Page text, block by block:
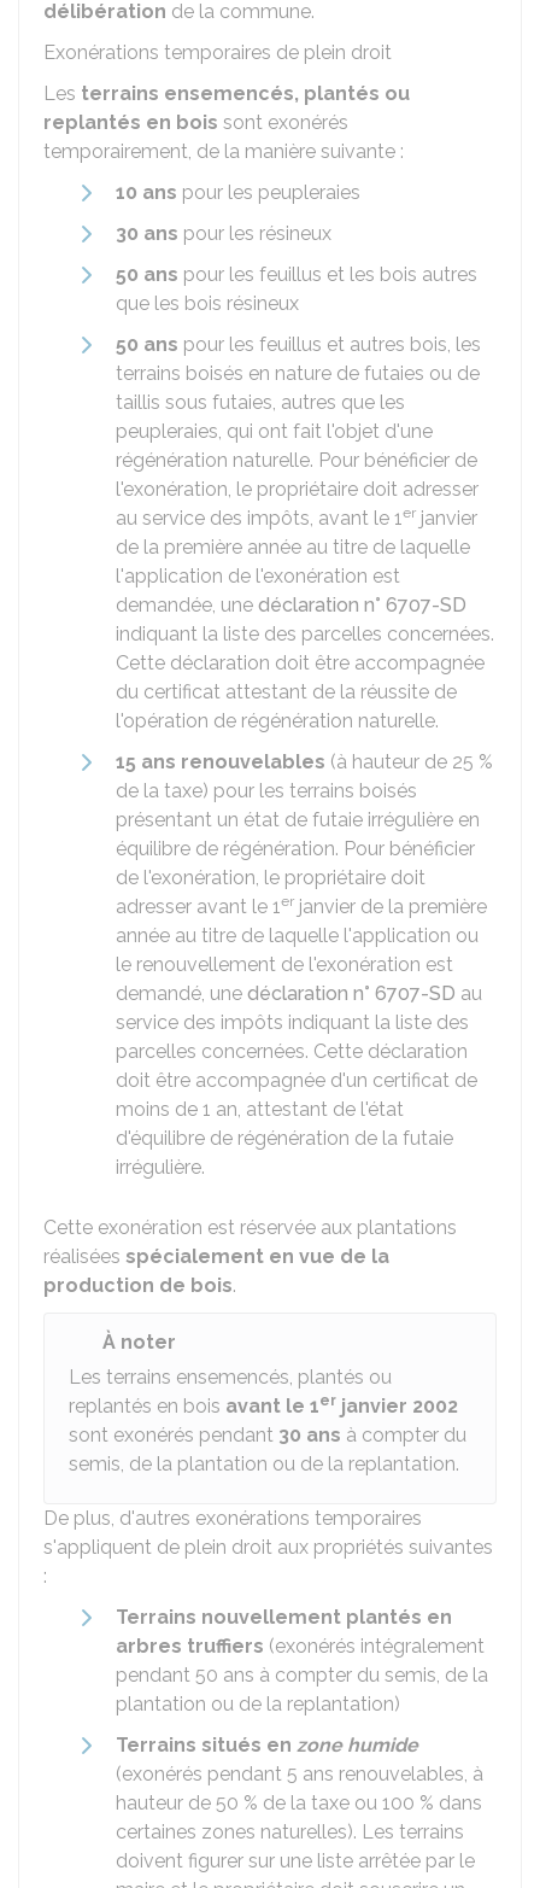
délibération de la commune.
Exonérations temporaires de plein droit
Les terrains ensemencés, plantés ou
replantés en bois sont exonérés
temporairement, de la manière suivante :
10 ans pour les peupleraies
30 ans pour les résineux
50 ans pour les feuillus et les bois autres
que les bois résineux
50 ans pour les feuillus et autres bois, les
terrains boisés en nature de futaies ou de
taillis sous futaies, autres que les
peupleraies, qui ont fait l'objet d'une
régénération naturelle. Pour bénéficier de
l'exonération, le propriétaire doit adresser
au service des impôts, avant le 1er janvier
de la première année au titre de laquelle
l'application de l'exonération est
demandée, une déclaration n° 6707-SD
indiquant la liste des parcelles concernées.
Cette déclaration doit être accompagnée
du certificat attestant de la réussite de
l'opération de régénération naturelle.
15 ans renouvelables (à hauteur de 25 %
de la taxe) pour les terrains boisés
présentant un état de futaie irrégulière en
équilibre de régénération. Pour bénéficier
de l'exonération, le propriétaire doit
adresser avant le 1er janvier de la première
année au titre de laquelle l'application ou
le renouvellement de l'exonération est
demandé, une déclaration n° 6707-SD au
service des impôts indiquant la liste des
parcelles concernées. Cette déclaration
doit être accompagnée d'un certificat de
moins de 1 an, attestant de l'état
d'équilibre de régénération de la futaie
irrégulière.
Cette exonération est réservée aux plantations
réalisées spécialement en vue de la
production de bois.
À noter
Les terrains ensemencés, plantés ou
replantés en bois avant le 1er janvier 2002
sont exonérés pendant 30 ans à compter du
semis, de la plantation ou de la replantation.
De plus, d'autres exonérations temporaires
s'appliquent de plein droit aux propriétés suivantes
:
Terrains nouvellement plantés en
arbres truffiers (exonérés intégralement
pendant 50 ans à compter du semis, de la
plantation ou de la replantation)
Terrains situés en zone humide
(exonérés pendant 5 ans renouvelables, à
hauteur de 50 % de la taxe ou 100 % dans
certaines zones naturelles). Les terrains
doivent figurer sur une liste arrêtée par le